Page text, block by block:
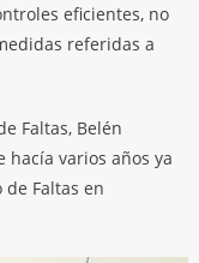
eficientes, no
referidas a
Faltas, Belén
hacía varios años ya
Faltas en